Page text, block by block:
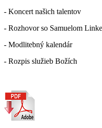
- Koncert našich talentov
- Rozhovor so Samuelom
- Modlitebný kalendár
- Rozpis služieb Božích